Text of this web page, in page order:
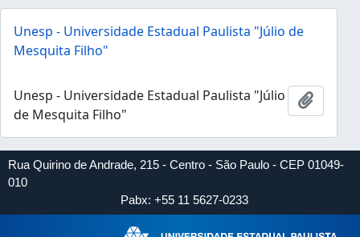
Unesp - Universidade Estadual Paulista "Júlio de
Mesquita Filho"
Unesp - Universidade Estadual Paulista "Júlio
de Mesquita Filho"
Add to
Rua Quirino de Andrade, 215 - Centro - São Paulo - CEP 01049-
010
Pabx: +55 11 5627-0233